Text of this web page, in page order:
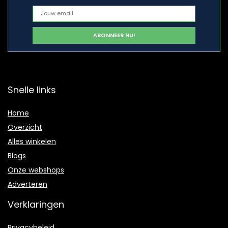
Snelle links
Home
Overzicht
Alles winkelen
Blogs
Onze webshops
Adverteren
Verklaringen